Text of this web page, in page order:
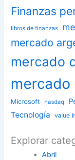
Finanzas
libros de finanzas
mercado
mercado
Microsoft nasdaq
Tecnología value
Explorar
Abril